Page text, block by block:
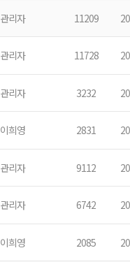
관리자 11209
관리자 11728
관리자 3232
이희영 2831
관리자 9112
관리자 6742
이희영 2085